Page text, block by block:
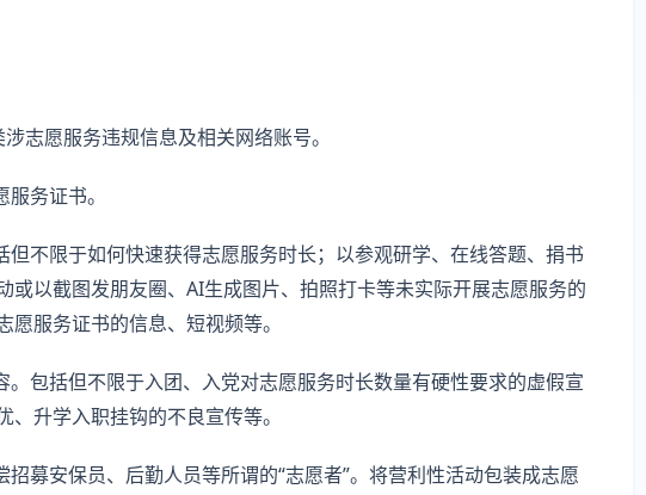
志愿服务违规信息及相关网络账号。
务证书。
不限于如何快速获得志愿服务时长；以参观研学、在线答题、捐书
或以截图发朋友圈、AI生成图片、拍照打卡等未实际开展志愿服务的
服务证书的信息、短视频等。
包括但不限于入团、入党对志愿服务时长数量有硬性要求的虚假宣
升学入职挂钩的不良宣传等。
募安保员、后勤人员等所谓的“志愿者”。将营利性活动包装成志愿